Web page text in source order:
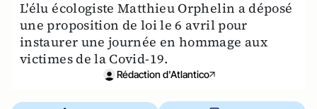
L'élu écologiste Matthieu Orphelin a déposé
une proposition de loi le 6 avril pour
instaurer une journée en hommage aux
victimes de la Covid-19.
Rédaction d'Atlantico